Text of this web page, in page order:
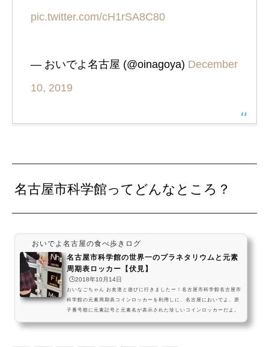
pic.twitter.com/cH1rSA8C80
— おいでよ名古屋 (@oinagoya) December
10, 2019
名古屋市科学館ってどんなところ？
おいでよ名古屋の食べ歩きログ
名古屋市科学館の世界一のプラネタリウムと元素
周期表ロッカー【伏見】
🕒️2018年10月14日
おいなごちゃん お友達と遊びに行きましたー！名古屋市科学館名古屋市
科学館の元素周期表コインロッカーを利用しに、名古屋においでよ。原
子番号順に元素記号と元素名が表示された珍しいコインロッカーだよ。